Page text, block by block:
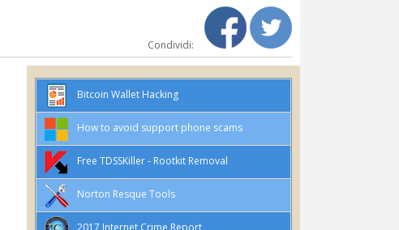
Condividi:
Bitcoin Wallet Hacking
How to avoid support phone scams
Free TDSSKiller - Rootkit Removal
Norton Resque Tools
2017 Internet Crime Report